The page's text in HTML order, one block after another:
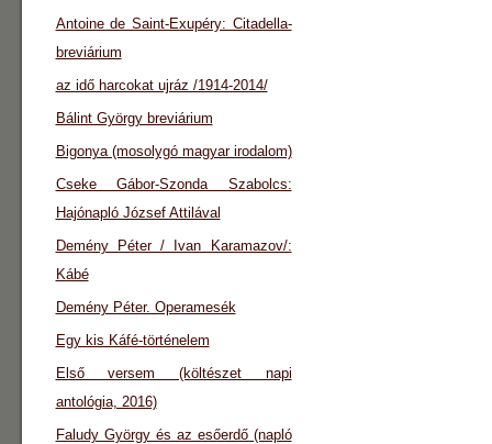
Antoine de Saint-Exupéry: Citadella-
breviárium
az idő harcokat ujráz /1914-2014/
Bálint György breviárium
Bigonya (mosolygó magyar irodalom)
Cseke Gábor-Szonda Szabolcs:
Hajónapló József Attilával
Demény Péter / Ivan Karamazov/:
Kábé
Demény Péter. Operamesék
Egy kis Káfé-történelem
Első versem (költészet napi
antológia, 2016)
Faludy György és az esőerdő (napló